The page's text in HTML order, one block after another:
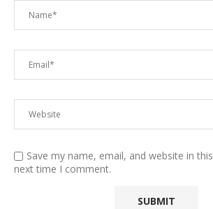
Save my name, email, and website in
next time I comment.